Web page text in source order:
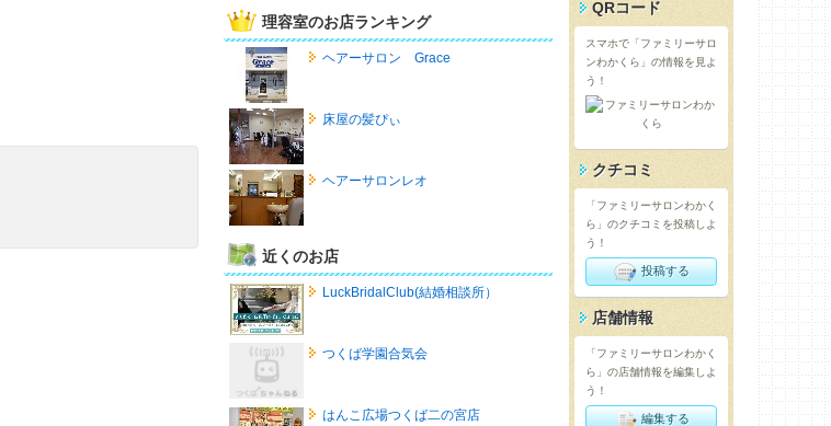
理容室のお店ランキング
ヘアーサロン Grace
床屋の髪ぴぃ
ヘアーサロンレオ
近くのお店
LuckBridalClub(結婚相談所）
つくば学園合気会
はんこ広場つくば二の宮店
QRコード
スマホで「ファミリーサロ
ンわかくら」の情報を見よ
う！
クチコミ
「ファミリーサロンわかく
ら」のクチコミを投稿しよ
う！
投稿する
店舗情報
「ファミリーサロンわかく
ら」の店舗情報を編集しよ
う！
編集する